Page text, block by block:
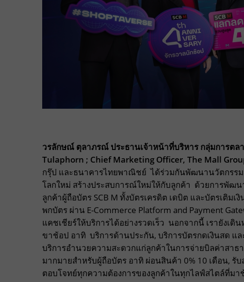
วรลักษณ์ ตุลาภรณ์ ประธานเจ้าหน้าที่บริหาร กลุ่มการตล
Tulaphorn ; Chief Marketing Officer, The Mall
กรุ๊ป และธนาคารไทยพาณิชย์ ได้ร่วมกันพัฒนานวัตกรรม
โลกใหม่ สร้างประสบการณ์ใหม่ให้กับลูกค้า ด้วยการพัฒน
ลูกค้าผู้ถือบัตร SCB M ทั้งบัตรเครดิต เดบิต และบัตรเติม
พกบัตร ผ่าน E-Commerce Platform and Payment
แคชเชียร์ให้บริการได้อย่างรวดเร็ว นอกจากนี้ เรายัง
ขาช้อป อาทิ บริการด้านประกัน, บริการบัตรกดเงินสด แ
บริการอำนวยความสะดวกแก่ลูกค้าในการจ่ายบิลค่าสา
มากมายสำหรับผู้ถือบัตร อาทิ ผ่อนสินค้า 0% 10 เดือน, รั
ตอบโจทย์ทุกความต้องการของลูกค้าในทุกไลฟ์สไตล์ที่มา